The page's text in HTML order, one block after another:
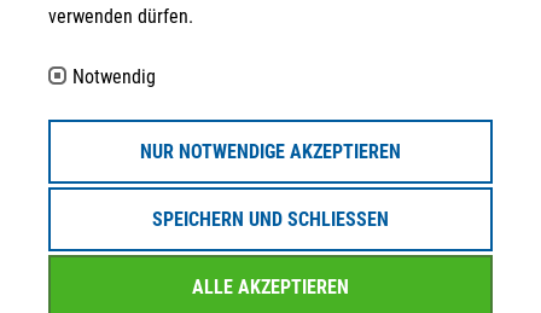
+49 361 30 258 - 139
Folgen Sie uns auf ...
verwenden dürfen.
Notwendig
NUR NOTWENDIGE AKZEPTIEREN
SPEICHERN UND SCHLIESSEN
ALLE AKZEPTIEREN